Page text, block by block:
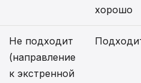
хорошо
Не подходит
(направление
к экстренной